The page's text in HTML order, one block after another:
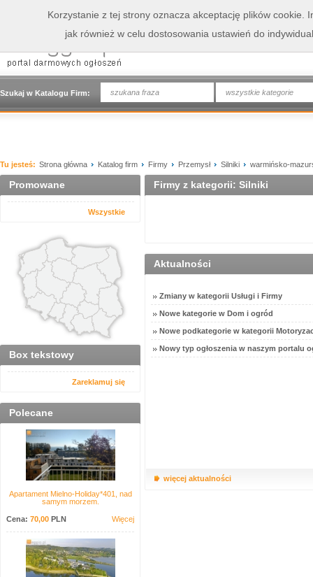
Szukaj w Katalogu Firm: wszystkie kategorie
Tu jesteś: Strona główna Katalog firm Firmy Przemysł Silniki warmińsko-
Promowane
Wszystkie
Box tekstowy
Zareklamuj się
Polecane
Apartament Mielno-Holiday*401, nad
samym morzem.
Cena: 70,00 PLN Więcej
Firmy z kategorii: Silniki
Aktualności
Zmiany w kategorii Usługi i Firmy
Nowe kategorie w Dom i ogród
Nowe podkategorie w kategorii
Nowy typ ogłoszenia w naszym portalu
więcej aktualności
Korzystanie z tej strony oznacza akceptację plików cookie.
jak również w celu dostosowania ustawień do